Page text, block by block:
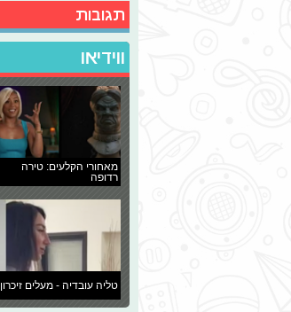
תגובות
ווידיאו
מאחורי הקלעים: טירה
רדופה
טליה עובדיה - מעלים זיכרון